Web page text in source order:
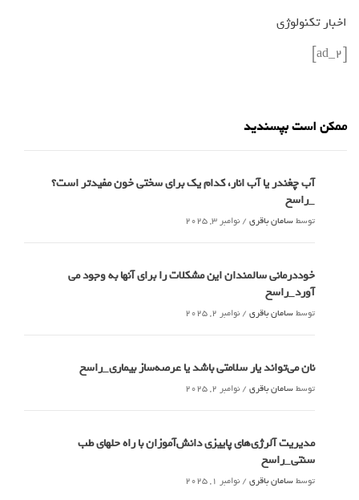
اخبار تکنولوژی
[ad_2]
ممکن است بپسندید
آب چغندر یا آب انار، کدام‌ یک برای سختی خون مفیدتر است؟
_راسخ
توسطسامان باقری / نوامبر 3, 2025
خوددرمانی سالمندان این مشکلات را برای آنها به وجود می
آورد_راسخ
توسطسامان باقری / نوامبر 2, 2025
نان می‌تواند یار سلامتی باشد یا عرصه‌ساز بیماری_راسخ
توسطسامان باقری / نوامبر 2, 2025
مدیریت آلرژی‌های پاییزی دانش‌آموزان با راه حلهای طب
سنتی_راسخ
توسطسامان باقری / نوامبر 1, 2025